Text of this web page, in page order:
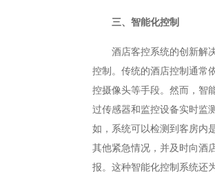
三、智能化控制
酒店客控系统的创新解
控制。传统的酒店控制通常
控摄像头等手段。然而，智
过传感器和监控设备实时监
如，系统可以检测到客房内
其他紧急情况，并及时向酒
报。这种智能化控制系统还